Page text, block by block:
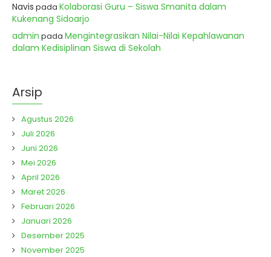
Navis pada Kolaborasi Guru – Siswa Smanita dalam
Kukenang Sidoarjo
admin pada Mengintegrasikan Nilai-Nilai Kepahlawanan
dalam Kedisiplinan Siswa di Sekolah
Arsip
Agustus 2026
Juli 2026
Juni 2026
Mei 2026
April 2026
Maret 2026
Februari 2026
Januari 2026
Desember 2025
November 2025